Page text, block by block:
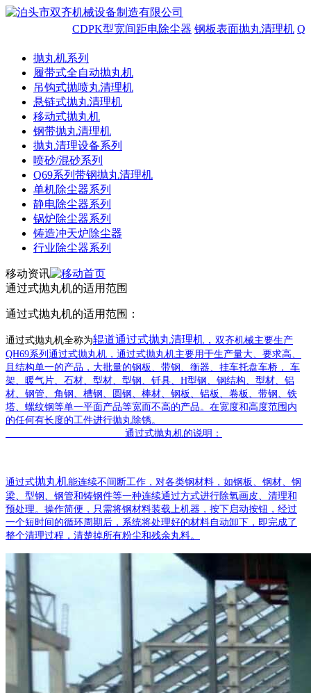
CDPK型宽间距电除尘器 钢板表面抛丸清理机
抛丸机系列
履带式全自动抛丸机
吊钩式抛喷丸清理机
悬链式抛丸清理机
移动式抛丸机
钢带抛丸清理机
抛丸清理设备系列
喷砂/混砂系列
Q69系列带钢抛丸清理机
单机除尘器系列
静电除尘器系列
锅炉除尘器系列
铸造冲天炉除尘器
行业除尘器系列
移动资讯
通过式抛丸机的适用范围
通过式抛丸机的适用范围：
通过式抛丸机全称为辊道通过式抛丸清理机， 双齐机械主要生产
QH69系列通过式抛丸机，通过式抛丸机主要用于生产量大、要求高、
且结构单一的产品，大批量的钢板、带钢、衡器、挂车托盘车桥， 车
架、暖气片、石材、型材、型钢、钎具、 H型钢、钢结构、型材、铝
材、钢管、角钢、槽钢、圆钢、棒材、钢板、铝板、卷板、带钢、铁
塔、螺纹钢等单一平面产品等宽而不高的产品。在宽度和高度范围内
的任何有长度的工件进行抛丸除锈。
通过式抛丸机的说明：
通过式抛丸机能连续不间断工作，对各类钢材料，如钢板、钢材、钢
梁、型钢、钢管和铸钢件等一种连续通过方式进行除氧画皮、清理和
预处理。操作简便，只需将钢材料装载上机器，按下启动按钮，经过
一个短时间的循环周期后，系统将处理好的材料自动卸下，即完成了
整个清理过程，清楚掉所有粉尘和残余丸料。